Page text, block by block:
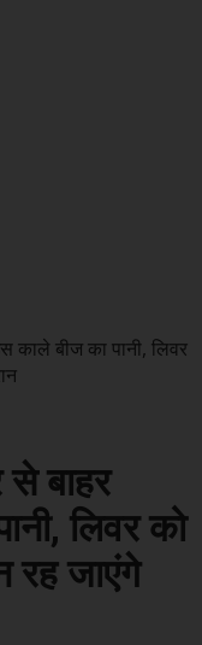
काले बीज का पानी, लिवर
बाहर
लिवर को
रह जाएंगे